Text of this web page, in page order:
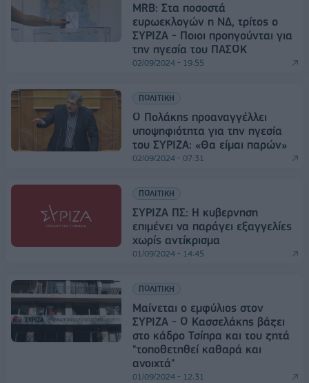
MRB: Στα ποσοστά
ευρωεκλογών η ΝΔ, τρίτος ο
ΣΥΡΙΖΑ - Ποιοι προηγούνται για
την ηγεσία του ΠΑΣΟΚ
02/09/2024 - 19:55
ΠΟΛΙΤΙΚΗ
Ο Πολάκης προαναγγέλλει
υποψηφιότητα για την ηγεσία
του ΣΥΡΙΖΑ: «Θα είμαι παρών»
02/09/2024 - 07:31
ΠΟΛΙΤΙΚΗ
ΣΥΡΙΖΑ ΠΣ: Η κυβερνηση
επιμένει να παράγει εξαγγελίες
χωρίς αντίκρισμα
01/09/2024 - 14:45
ΠΟΛΙΤΙΚΗ
Μαίνεται ο εμφύλιος στον
ΣΥΡΙΖΑ - Ο Κασσελάκης βάζει
στο κάδρο Τσίπρα και του ζητά
"τοποθετηθεί καθαρά και
ανοιχτά"
01/09/2024 - 12:31